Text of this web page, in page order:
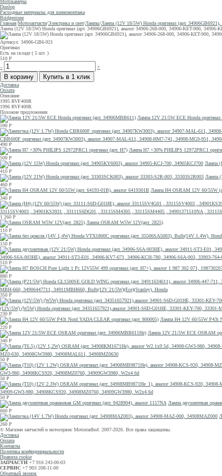
Мотокамеры
Dunlop
Расходные материалы для шиномонтажа
Bridgestone
Главная/Мотозапчасти/Электрика и свет/Лампы/Лампа (12V 18/5W) Honda оригинал (арт.
Лампа (12V 18/5W) Honda оригинал (арт. 34906GB6921), аналог 34906-268-000, 34906-KET-900,
Артикул: 34906-GB6-921
Оригинал
Есть на складе ( 5 шт. )
510 Р
–
+
Доставка
Оплата
Описание
1995 RVF400R
1996 RVF400R
Похожие предложения
Лампа 12V 21/5W ECE Honda
590 Р
CBR600F оригинал (арт. 34907KW3003), аналог 34907-MAL-611, 34908-HM7-741, 34908-MG9-951,
490 Р
Лампа H7 +30% PHILIPS 12972PRC1
500 Р
Лампа
410 Р
Лампа
460 Р
Лампа H4 OSRAM 12V 60/55W
340 Р
33115SV4003 , 34901KS3931 , 33111S6DG01 , 33115SM4305 , 33115SM4405 , 34901371510NA ,
1 260 Р
Лампа OSRAM W5W 12V(арт. 2825)
110 Р
150 Р
34906-S6A-003HE), аналог 34911-ST3-E01, 34906-KV7-671, 34906-KCH-780, 34906-S6A-003, 33903-
510 Р
880 Р
MBH-660, 34906447711, 34911MBH660, Bulb(12V 21/5W)(Ece)(Stanley), Honda
350 Р
(12V/5W) (W5W) Honda оригинал (арт. 34351657921),аналог 34901-S6D-G01HE, 33301-KEY-700,
230 Р
Лампа H4 12V 60/55W P43t
220 Р
Лампа 12V 21/5W ECE OSRAM
340 Р
MZ0-630, 34908GW3980, 34908MAL611, 34908MZ0630
50 Р
GW3-980, 34908KCS920, 34908MZ0760, 34909GW3980, W2x4.6d
50 Р
34909-GW3-980, 34908KCS920, 34908MZ0760, 34909GW3980, W2x4.6d
50 Р
Лампа двухнитевая
660 Р
260 Р
© Магазин запчастей и мотосервис Motorradhof. 2007-2026. Все права защищены.
Доставка
Оплата
Контакты
Политика конфиденциальности
Правила cookie
ЗАПЧАСТИ +7 916 243-00-03
СЕРВИС +7 903 208-11-00
Обратный звонок